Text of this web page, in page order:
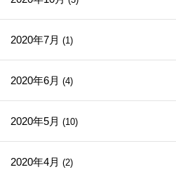
2020年7月 (1)
2020年6月 (4)
2020年5月 (10)
2020年4月 (2)